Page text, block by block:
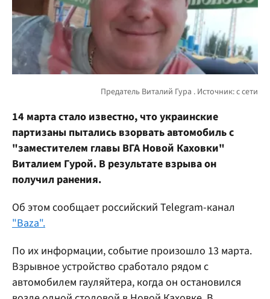
14 марта стало известно, что украинские
партизаны пытались взорвать автомобиль с
"заместителем главы ВГА Новой Каховки"
Виталием Гурой. В результате взрыва он
получил ранения.
Об этом сообщает российский Telegram-канал
"Baza".
По их информации, событие произошло 13 марта.
Взрывное устройство сработало рядом с
автомобилем гауляйтера, когда он остановился